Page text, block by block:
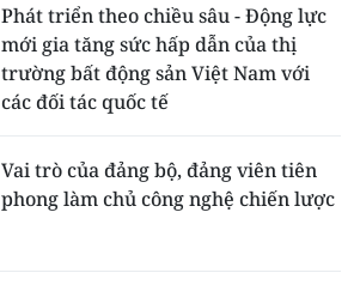
Phát triển theo chiều sâu - Động lực
mới gia tăng sức hấp dẫn của thị
trường bất động sản Việt Nam với
các đối tác quốc tế
Vai trò của đảng bộ, đảng viên tiên
phong làm chủ công nghệ chiến lược